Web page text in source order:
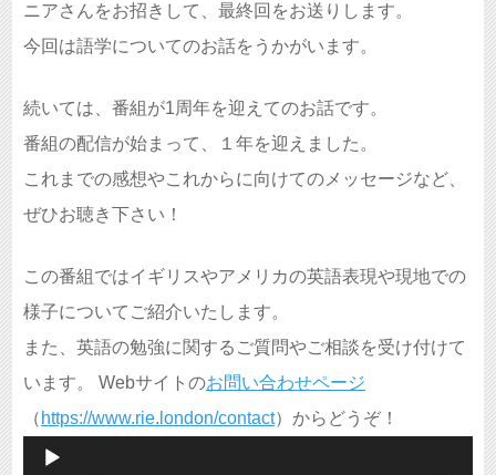
ニアさんをお招きして、最終回をお送りします。
今回は語学についてのお話をうかがいます。
続いては、番組が1周年を迎えてのお話です。
番組の配信が始まって、１年を迎えました。
これまでの感想やこれからに向けてのメッセージなど、
ぜひお聴き下さい！
この番組ではイギリスやアメリカの英語表現や現地での
様子についてご紹介いたします。
また、英語の勉強に関するご質問やご相談を受け付けて
います。 Webサイトのお問い合わせページ
（ https://www.rie.london/contact）からどうぞ！